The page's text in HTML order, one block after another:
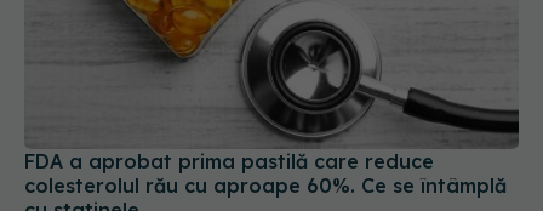
FDA a aprobat prima pastilă care reduce
colesterolul rău cu aproape 60%. Ce se întâmplă
05 aug 2026, 14:23